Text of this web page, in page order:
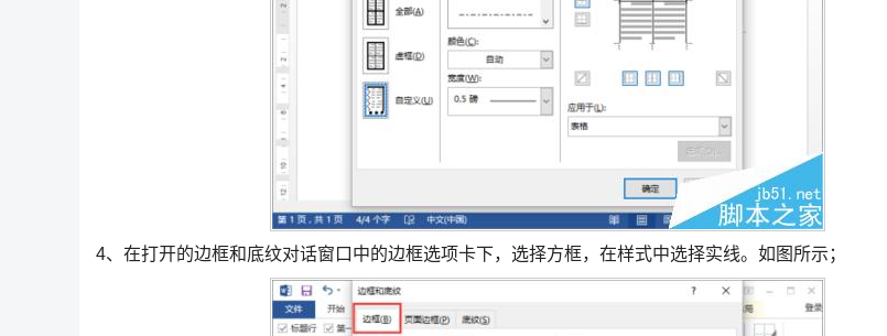
4、在打开的边框和底纹对话窗口中的边框选项卡下，选择方框，在样式中选择实线。如图所示；